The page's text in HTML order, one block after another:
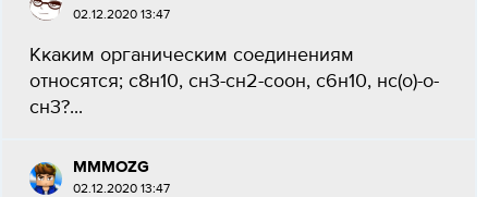
02.12.2020 13:47
Ккаким органическим соединениям
относятся; с8н10, сн3-сн2-соон, с6н10, нс(о)-о-
сн3?...
MMMOZG
02.12.2020 13:47